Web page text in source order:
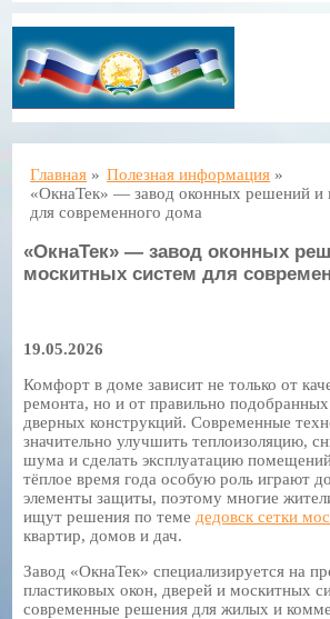
Главная » Полезная информация »
«ОкнаТек» — завод оконных решений и
для современного дома
«ОкнаТек» — завод оконных
москитных систем для
19.05.2026
Комфорт в доме зависит не только от
ремонта, но и от правильно
дверных конструкций. Современные
значительно улучшить теплоизоляцию,
шума и сделать эксплуатацию
тёплое время года особую роль играют
элементы защиты, поэтому многие
ищут решения по теме дедовск сетки
квартир, домов и дач.
Завод «ОкнаТек» специализируется на
пластиковых окон, дверей и москитных
современные решения для жилых и